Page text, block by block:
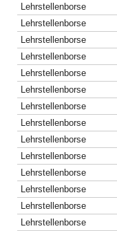
Lehrstellenborse
Lehrstellenborse
Lehrstellenborse
Lehrstellenborse
Lehrstellenborse
Lehrstellenborse
Lehrstellenborse
Lehrstellenborse
Lehrstellenborse
Lehrstellenborse
Lehrstellenborse
Lehrstellenborse
Lehrstellenborse
Lehrstellenborse